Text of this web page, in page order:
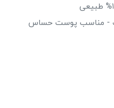
- مناسب پوست حساس